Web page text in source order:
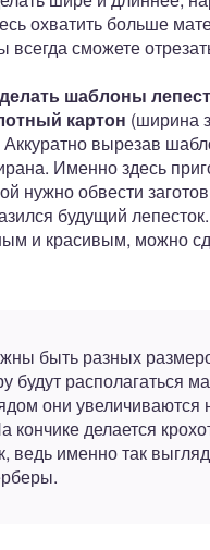
охватить больше
всегда сможете
шаблоны
картон (ширина
вырезав
Именно здесь
нужно обвести
будущий
и красивым, можно
быть разных
будут располагаться
они увеличиваются
кончике делается
ведь именно так